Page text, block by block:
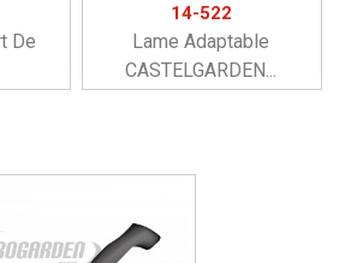
De
14-522
Lame Adaptable
CASTELGARDEN...